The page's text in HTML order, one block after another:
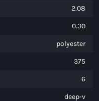
2.08
0.30
polyester
375
6
deep-v